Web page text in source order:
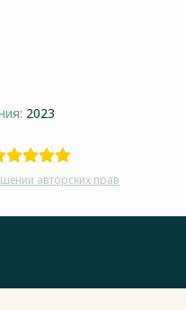
2023
авторских прав